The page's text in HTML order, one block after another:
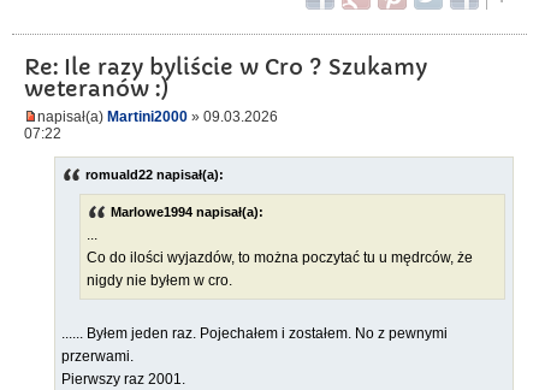
Re: Ile razy byliście w Cro ? Szukamy
weteranów :)
napisał(a) Martini2000 » 09.03.2026
07:22
romuald22 napisał(a):
Marlowe1994 napisał(a):
...
Co do ilości wyjazdów, to można poczytać tu u mędrców, że
nigdy nie byłem w cro.
...... Byłem jeden raz. Pojechałem i zostałem. No z pewnymi
przerwami.
Pierwszy raz 2001.